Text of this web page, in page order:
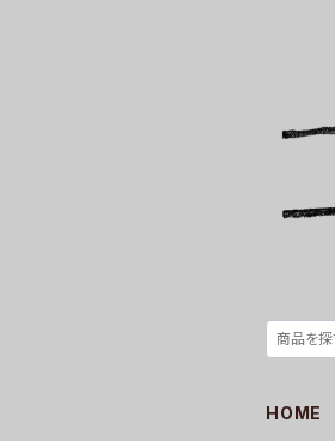
HOME